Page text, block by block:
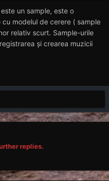
un sample, este o
modelul de cerere ( sample
relativ scurt. Sample-urile
și crearea muzicii
replies.